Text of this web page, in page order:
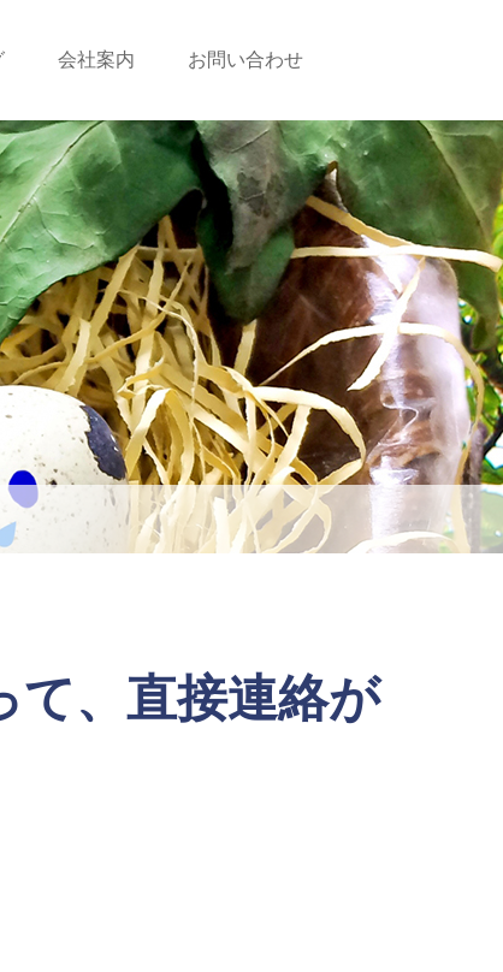
会社案内 お問い合わせ
、直接連絡が